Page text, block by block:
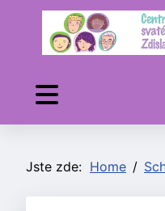
Jste zde: Home